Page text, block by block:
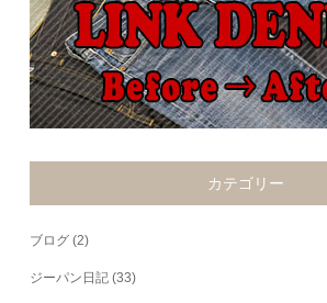
カテゴリー
ブログ (2)
ジーパン日記 (33)